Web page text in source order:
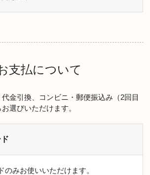
支払について
金引換、コンビニ・郵便振込み（2回目
選びいただけます。
のみお使いいただけます。